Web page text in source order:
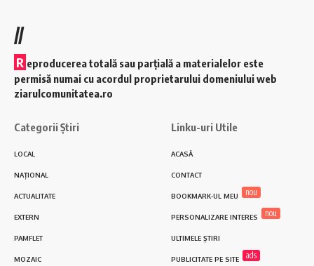
//
R eproducerea totală sau parțială a materialelor este
permisă numai cu acordul proprietarului domeniului web
ziarulcomunitatea.ro
Categorii Știri
LOCAL
NAȚIONAL
ACTUALITATE
EXTERN
PAMFLET
MOZAIC
Linku-uri Utile
ACASĂ
CONTACT
BOOKMARK-UL MEU nou
PERSONALIZARE INTERES nou
ULTIMELE ȘTIRI
PUBLICITATE PE SITE ads